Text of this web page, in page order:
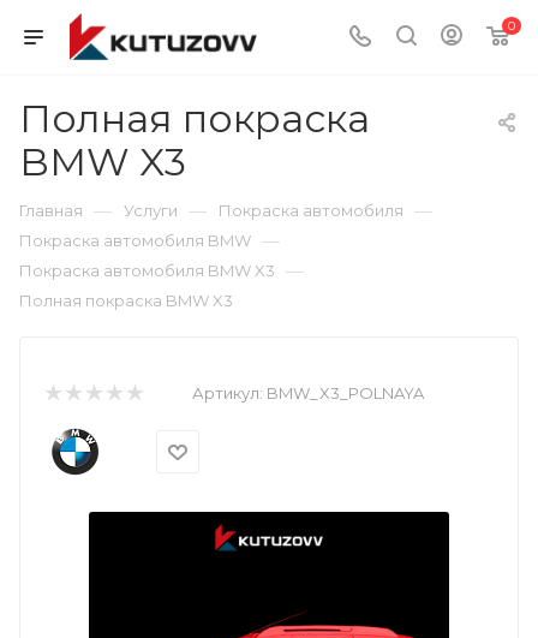
0
Полная покраска
BMW X3
Главная — Услуги — Покраска автомобиля —
Покраска автомобиля BMW —
Покраска автомобиля BMW X3 —
Полная покраска BMW X3
Артикул: BMW_X3_POLNAYA